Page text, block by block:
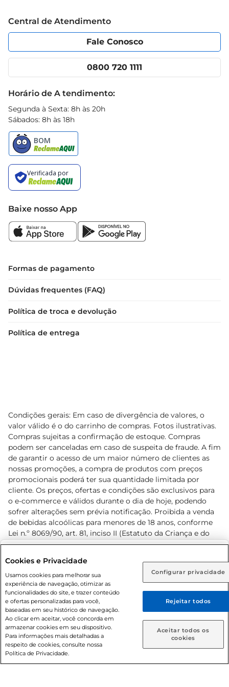
Rio de Janeiro (RJ) Goiás (GO)
Ou
Caso queira comprar online, informe como deseja receber
suas compras:
Entrega em casa Retire em Loja
Política de Privacidade
Portal do fornecedor
Cencosud Media
Código de Ética
App Prezunic
Central de Atendimento
Fale Conosco
0800 720 1111
Horário de A tendimento:
Segunda à Sexta: 8h às 20h
Sábados: 8h às 18h
Baixe nosso App
Formas de pagamento
Dúvidas frequentes (FAQ)
Política de troca e devolução
Política de entrega
Condições gerais: Em caso de divergência de valores, o
valor válido é o do carrinho de compras. Fotos ilustrativas.
Compras sujeitas a confirmação de estoque. Compras
podem ser canceladas em caso de suspeita de fraude. A fim
de garantir o acesso de um maior número de clientes as
nossas promoções, a compra de produtos com preços
promocionais poderá ter sua quantidade limitada por
cliente. Os preços, ofertas e condições são exclusivos para
o e-commerce e válidos durante o dia de hoje, podendo
sofrer alterações sem prévia notificação. Proibida a venda
de bebidas alcoólicas para menores de 18 anos, conforme
Lei n.º 8069/90, art. 81, inciso II (Estatuto da Criança e do
Adolescente). Preços e condições exclusivos para o
prévio. O valor mínimo para as compras on-line é de R$
80,00.
© 2026 Copyright. Todos os direitos
reservados Prezunic.
Cookies e Privacidade
Usamos cookies para melhorar sua
experiência de navegação, otimizar as
funcionalidades do site, e trazer conteúdo
e ofertas personalizadas para você,
baseadas em seu histórico de navegação.
Ao clicar em aceitar, você concorda em
armazenar cookies em seu dispositivo.
Para informações mais detalhadas a
respeito de cookies, consulte nossa
Política de Privacidade.
Configurar privacidade
Rejeitar todos
Aceitar todos os
cookies